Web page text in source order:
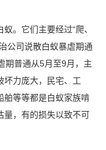
。它们主要经过“爬、
公司说散白蚁暴虐期通
期普通从5月至9月，主
坏力庞大，民宅、工
舶等等都是白蚁家族啃
量，有的损失以致不可